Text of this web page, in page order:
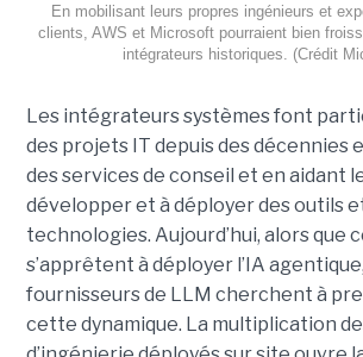
En mobilisant leurs propres ingénieurs et
clients, AWS et Microsoft pourraient bien
intégrateurs historiques. (Crédit
Les intégrateurs systèmes font
des projets IT depuis des décennies
des services de conseil et en aidant
développer et à déployer des outils
technologies. Aujourd’hui, alors que
s’apprêtent à déployer l’IA
fournisseurs de LLM cherchent à
cette dynamique. La multiplication